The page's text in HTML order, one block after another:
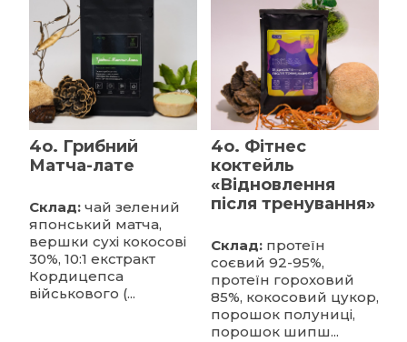
4o. Грибний
Матча-лате
Склад: чай зелений
японський матча,
вершки сухі кокосові
30%, 10:1 екстракт
Кордицепса
військового (...
4o. Фітнес
коктейль
«Відновлення
після тренування»
Склад: протеїн
соєвий 92-95%,
протеїн гороховий
85%, кокосовий цукор,
порошок полуниці,
порошок шипш...